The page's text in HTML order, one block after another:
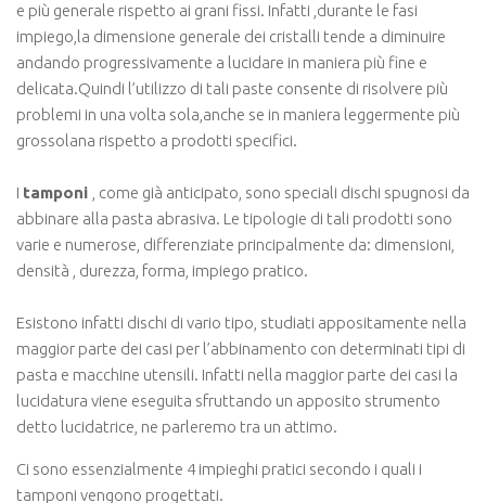
e più generale rispetto ai grani fissi. Infatti ,durante le fasi
impiego,la dimensione generale dei cristalli tende a diminuire
andando progressivamente a lucidare in maniera più fine e
delicata.Quindi l’utilizzo di tali paste consente di risolvere più
problemi in una volta sola,anche se in maniera leggermente più
grossolana rispetto a prodotti specifici.
I tamponi
, come già anticipato, sono speciali dischi spugnosi da
abbinare alla pasta abrasiva. Le tipologie di tali prodotti sono
varie e numerose, differenziate principalmente da: dimensioni,
densità , durezza, forma, impiego pratico.
Esistono infatti dischi di vario tipo, studiati appositamente nella
maggior parte dei casi per l’abbinamento con determinati tipi di
pasta e macchine utensili. Infatti nella maggior parte dei casi la
lucidatura viene eseguita sfruttando un apposito strumento
detto lucidatrice, ne parleremo tra un attimo.
Ci sono essenzialmente 4 impieghi pratici secondo i quali i
tamponi vengono progettati.